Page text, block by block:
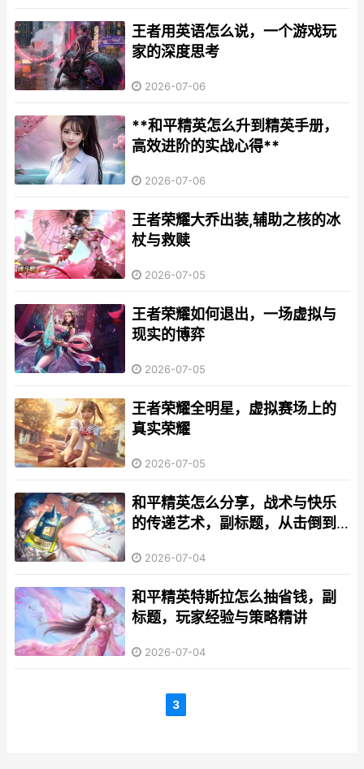
王者用英语怎么说，一个游戏玩
家的深度思考
2026-07-06
**和平精英怎么升到精英手册，
高效进阶的实战心得**
2026-07-06
王者荣耀大乔出装,辅助之核的冰
杖与救赎
2026-07-05
王者荣耀如何退出，一场虚拟与
现实的博弈
2026-07-05
王者荣耀全明星，虚拟赛场上的
真实荣耀
2026-07-05
和平精英怎么分享，战术与快乐
的传递艺术，副标题，从击倒到
2026-07-04
和平精英特斯拉怎么抽省钱，副
标题，玩家经验与策略精讲
2026-07-04
3